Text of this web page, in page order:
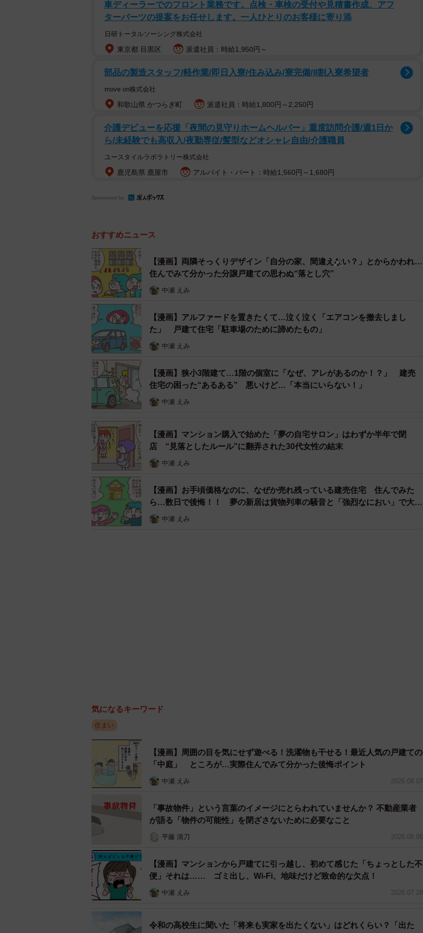
く響くのだとか。
「慣れれば気にならないよ」と夫は言うものの、Aさんはもう1年以上朝まで眠れていないそ
うです。
ほぼランチタイムで売り切れる人気の「ラーメン屋」
Bさん（関東在住、30代、会社員）が困っているのは、地元で有名な人気ラーメン店です。
スープが売切れたら閉店、というスタンスが評判を呼び毎日夕方よりも早く売り切れます。
そのため「日中は仕事だし、帰宅後にはもう行列もないから別に気にならない」と考えてい
ところが、引っ越し後しばらくしてBさんが驚いたのは「仕込みの時の豚骨のニオイ」でし
た。特に、閉店後、夜にかけてスープを仕込んでいる間は窓を開けられない状況なのだと
か…。
「自分が苦手なだけで、平気な人もいるかもしれませんし、そもそも後から引っ越してきた
のはこちらなので…。でも、まさかこうしたニオイに悩まされるとは思いませんでした」
詰め込まれ、通路や歩道がふさがれてしまうようになったといいます。
ジムには常駐スタッフがいないため、現場で直接対応してもらうことも難しく、Cさんはモ
ヤモヤした思いを抱えながら過ごしています。
子どもの幼稚園入園を機にマイホームを購入したDさん（関東在住、40代、主婦）一家。子
に家を建てました。新しい校舎に、各学年2クラス程度という落ち着いた規模も決め手にな
ったといいます。
当初は「子どもの声や校内放送が騒がしくないか」と音に不安を抱いていたそうですが、実
際には非常に静かで、かえって驚いているといいます。
ところが、予想外だったのは「砂埃」でした。風の強い日には校庭の砂が舞い、物干し竿や
車ディーラーでのフロント業務です。点検・車検の受付や見積書作成、アフ
ターパーツの提案をお任せします。一人ひとりのお客様に寄り添
日研トータルソーシング株式会社
東京都 目黒区 派遣社員：時給1,950円～
部品の製造スタッフ/軽作業/即日入寮/住み込み/寮完備/8割入寮希望者
move on株式会社
和歌山県 かつらぎ町 派遣社員：時給1,800円～2,250円
介護デビューを応援「夜間の見守りホームヘルパー」重度訪問介護/週1日か
ら/未経験でも高収入/夜勤専従/髪型などオシャレ自由/介護職員
ユースタイルラボラトリー株式会社
鹿児島県 鹿屋市 アルバイト・パート：時給1,560円～1,680円
Sponsored by
おすすめニュース
【漫画】両隣そっくりデザイン「自分の家、間違えない？」とからかわれ…
住んでみて分かった分譲戸建ての思わぬ“落とし穴”
中瀬 えみ
【漫画】アルファードを置きたくて…泣く泣く「エアコンを撤去しまし
た」 戸建て住宅「駐車場のために諦めたもの」
中瀬 えみ
【漫画】狭小3階建て…1階の個室に「なぜ、アレがあるのか！？」 建売
住宅の困った“あるある” 悪いけど…「本当にいらない！」
中瀬 えみ
【漫画】マンション購入で始めた「夢の自宅サロン」はわずか半年で閉
店 “見落としたルール”に翻弄された30代女性の結末
中瀬 えみ
【漫画】お手頃価格なのに、なぜか売れ残っている建売住宅 住んでみた
ら…数日で後悔！！ 夢の新居は貨物列車の騒音と「強烈なにおい」で大失
敗
中瀬 えみ
気になるキーワード
住まい
【漫画】周囲の目を気にせず遊べる！洗濯物も干せる！最近人気の戸建ての
「中庭」 ところが…実際住んでみて分かった後悔ポイント
中瀬 えみ 2026.08.07
「事故物件」という言葉のイメージにとらわれていませんか？ 不動産業者
が語る「物件の可能性」を閉ざさないために必要なこと
平藤 清刀 2026.08.06
【漫画】マンションから戸建てに引っ越し、初めて感じた「ちょっとした不
便」それは…… ゴミ出し、Wi-Fi、地味だけど致命的な欠点！
中瀬 えみ 2026.07.28
令和の高校生に聞いた「将来も実家を出たくない」はどれくらい？「出た